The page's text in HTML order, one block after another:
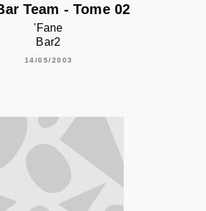
Team - Tome 02
'Fane
Bar2
14/05/2003